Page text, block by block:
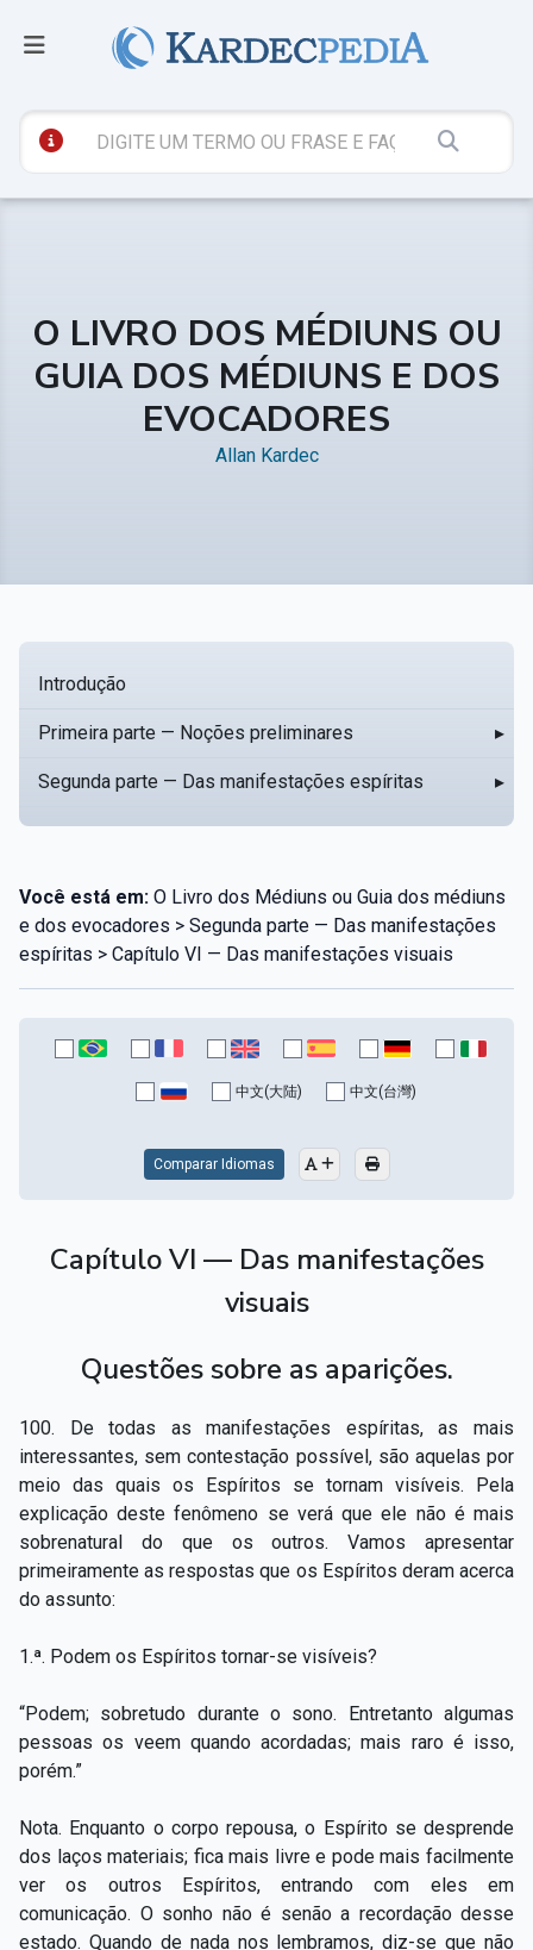
O LIVRO DOS MÉDIUNS OU
GUIA DOS MÉDIUNS E DOS
EVOCADORES
Allan Kardec
Introdução
Primeira parte — Noções preliminares ▸
Segunda parte — Das manifestações espíritas ▸
Você está em: O Livro dos Médiuns ou Guia dos médiuns
e dos evocadores > Segunda parte — Das manifestações
espíritas > Capítulo VI — Das manifestações visuais
中文(大陆) 中文(台灣)
Comparar Idiomas
Capítulo VI — Das manifestações
visuais
Questões sobre as aparições.
100. De todas as manifestações espíritas, as mais
interessantes, sem contestação possível, são aquelas por
meio das quais os Espíritos se tornam visíveis. Pela
explicação deste fenômeno se verá que ele não é mais
sobrenatural do que os outros. Vamos apresentar
primeiramente as respostas que os Espíritos deram acerca
do assunto:
1.ª. Podem os Espíritos tornar-se visíveis?
“Podem; sobretudo durante o sono. Entretanto algumas
pessoas os veem quando acordadas; mais raro é isso,
porém.”
Nota. Enquanto o corpo repousa, o Espírito se desprende
dos laços materiais; fica mais livre e pode mais facilmente
ver os outros Espíritos, entrando com eles em
comunicação. O sonho não é senão a recordação desse
estado. Quando de nada nos lembramos, diz-se que não